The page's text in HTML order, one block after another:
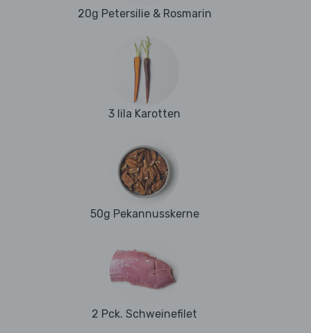
20g Petersilie & Rosmarin
3 lila Karotten
50g Pekannusskerne
2 Pck. Schweinefilet